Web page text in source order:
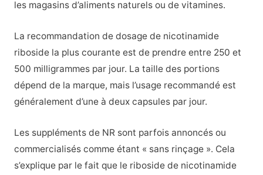
les magasins d’aliments naturels ou de vitamines.
La recommandation de dosage de nicotinamide
riboside la plus courante est de prendre entre 250 et
500 milligrammes par jour. La taille des portions
dépend de la marque, mais l’usage recommandé est
généralement d’une à deux capsules par jour.
Les suppléments de NR sont parfois annoncés ou
commercialisés comme étant « sans rinçage ». Cela
s’explique par le fait que le riboside de nicotinamide